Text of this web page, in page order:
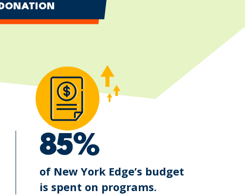
DONATION
85%
of New York Edge’s budget
is spent on programs.